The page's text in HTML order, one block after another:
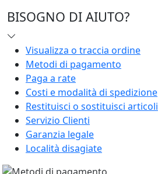
BISOGNO DI AIUTO?
Visualizza o traccia ordine
Metodi di pagamento
Paga a rate
Costi e modalità di spedizione
Restituisci o sostituisci articoli
Servizio Clienti
Garanzia legale
Località disagiate